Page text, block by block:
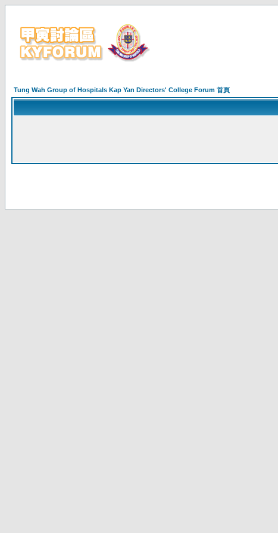
Tung Wah Group of Hospitals Kap Yan Directors' College Forum 首頁